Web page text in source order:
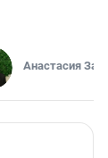
Анастасия